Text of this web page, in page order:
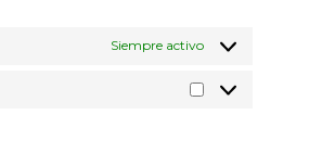
Siempre activo